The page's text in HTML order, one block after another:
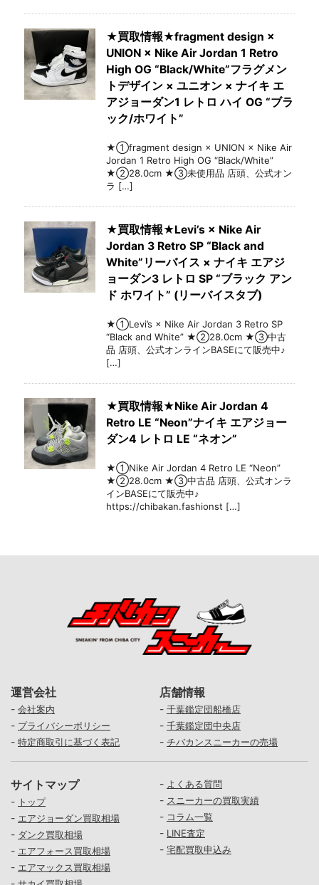
★買取情報★fragment design ×
UNION × Nike Air Jordan 1 Retro
High OG “Black/White”フラグメン
トデザイン × ユニオン × ナイキ エ
アジョーダン1 レトロ ハイ OG “ブラ
ック/ホワイト”
★①fragment design × UNION × Nike Air
Jordan 1 Retro High OG “Black/White”
★②28.0cm ★③未使用品 店頭、公式オン
ラ […]
★買取情報★Levi’s × Nike Air
Jordan 3 Retro SP “Black and
White”リーバイス × ナイキ エアジ
ョーダン3 レトロ SP “ブラック アン
ド ホワイト” (リーバイスタブ)
★①Levi’s × Nike Air Jordan 3 Retro SP
“Black and White” ★②28.0cm ★③中古
品 店頭、公式オンラインBASEにて販売中♪
[…]
★買取情報★Nike Air Jordan 4
Retro LE “Neon”ナイキ エアジョー
ダン4 レトロ LE “ネオン”
★①Nike Air Jordan 4 Retro LE “Neon”
★②28.0cm ★③中古品 店頭、公式オンラ
インBASEにて販売中♪
https://chibakan.fashionst […]
運営会社
- 会社案内
- プライバシーポリシー
- 特定商取引に基づく表記
店舗情報
- 千葉鑑定団船橋店
- 千葉鑑定団中央店
- チバカンスニーカーの売場
サイトマップ
- トップ
- エアジョーダン買取相場
- ダンク買取相場
- エアフォース買取相場
- エアマックス買取相場
- よくある質問
- スニーカーの買取実績
- コラム一覧
- LINE査定
- 宅配買取申込み